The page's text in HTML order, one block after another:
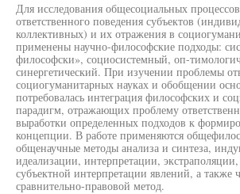
Для исследования общесоциальных
ответственного поведения субъектов
коллективных) и их отражения в
применены научно-философские подходы:
философски», социосистемный, оп-
синергетический. При изучении проблемы
социогуманитарных науках и обобщении
потребовалась интеграция философских и
парадигм, отражающих проблему
выработки определенных подходов к
концепции. В работе применяются
общенаучные методы анализа и синтеза,
идеализации, интерпретации,
субъектной интерпретации явлений, а также
сравнительно-правовой метод.